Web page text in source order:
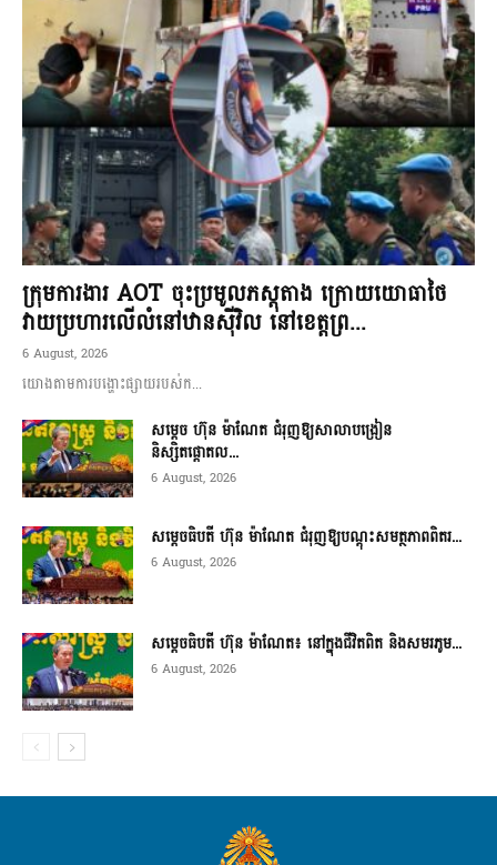
ក្រុមការងារ AOT ចុះប្រមូលភស្តុតាង ក្រោយយោធាថៃ
វាយប្រហារលើលំនៅឋានស៊ីវិល នៅខេត្តព្រ...
6 August, 2026
យោងតាមការបង្ហោះផ្សាយរបស់ក...
សម្តេច ហ៊ុន ម៉ាណែត ជំរុញឱ្យសាលាបង្រៀន
និស្សិតផ្តោតល...
6 August, 2026
សម្តេចធិបតី ហ៊ុន ម៉ាណែត ជំរុញឱ្យបណ្តុះសមត្ថភាពពិតរ...
6 August, 2026
សម្តេចធិបតី ហ៊ុន ម៉ាណែត៖ នៅក្នុងជីវិតពិត និងសមរភូម...
6 August, 2026